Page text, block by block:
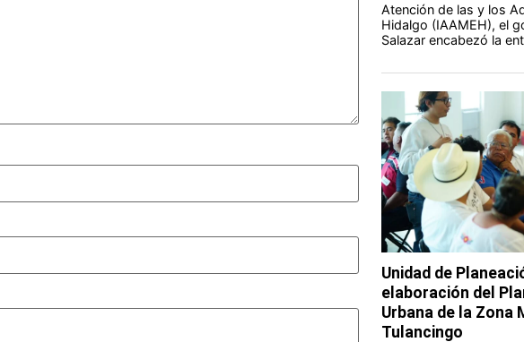
Atención de las y los
Hidalgo (IAAMEH), el
Salazar encabezó la
Unidad de
elaboración del
Urbana de la Zona
Tulancingo